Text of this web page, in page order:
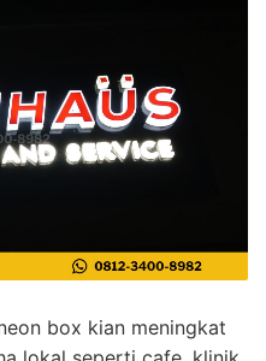
box kian meningkat